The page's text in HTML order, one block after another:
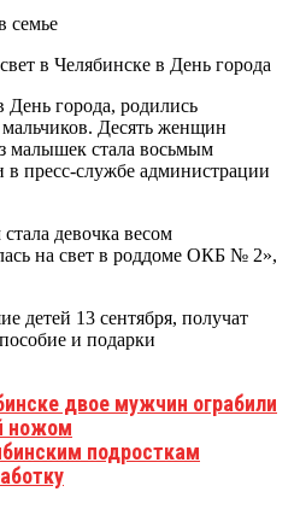
семье
День города, родились
Десять женщин
малышек стала восьмым
в пресс-службе администрации
девочка весом
на свет в роддоме ОКБ № 2»,
детей 13 сентября, получат
и подарки
двое мужчин ограбили
ножом
подросткам